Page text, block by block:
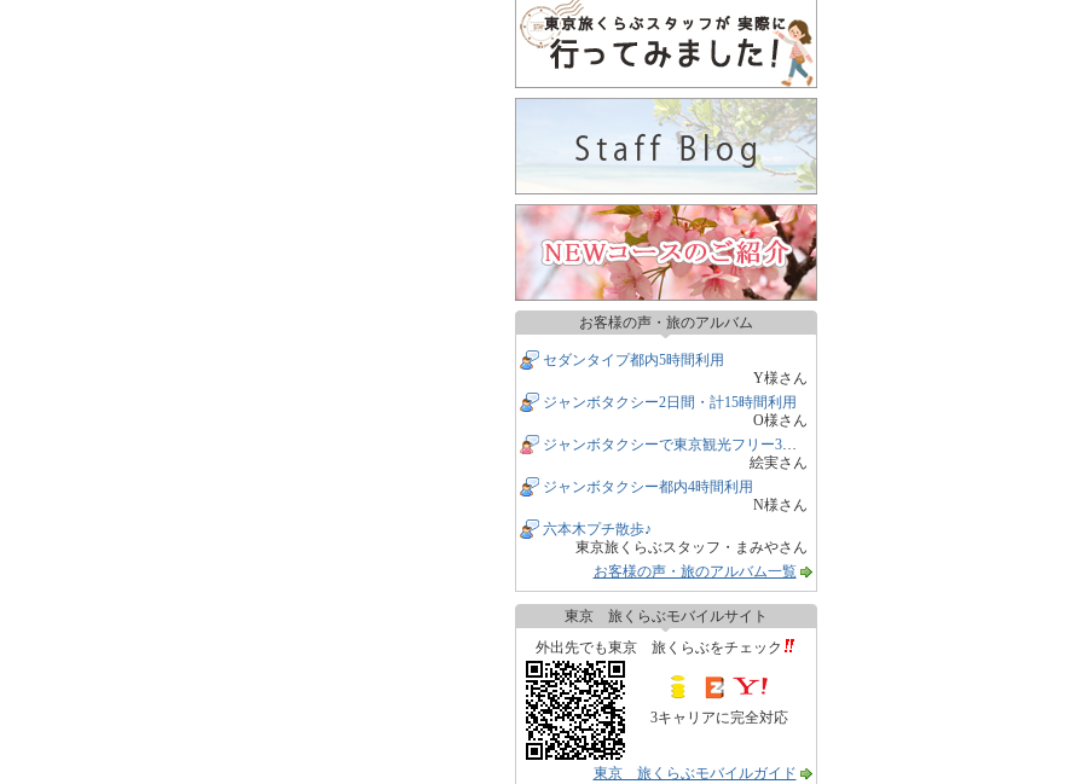
お客様の声・旅のアルバム
セダンタイプ都内5時間利用
Y様さん
ジャンボタクシー2日間・計15時間利用
O様さん
ジャンボタクシーで東京観光フリー3時間
絵実さん
ジャンボタクシー都内4時間利用
N様さん
六本木プチ散歩♪
東京旅くらぶスタッフ・まみやさん
お客様の声・旅のアルバム一覧
東京 旅くらぶモバイルサイト
外出先でも東京 旅くらぶをチェック
3キャリアに完全対応
東京 旅くらぶモバイルガイド